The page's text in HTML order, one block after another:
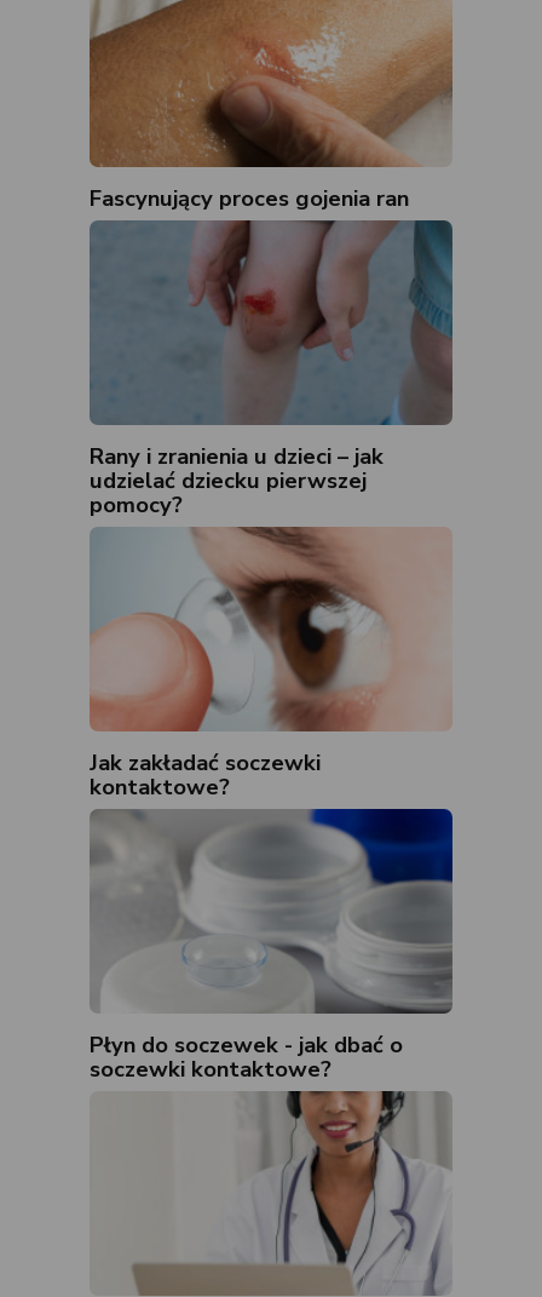
Fascynujący proces gojenia ran
Rany i zranienia u dzieci – jak
udzielać dziecku pierwszej
pomocy?
Jak zakładać soczewki
kontaktowe?
Płyn do soczewek - jak dbać o
soczewki kontaktowe?